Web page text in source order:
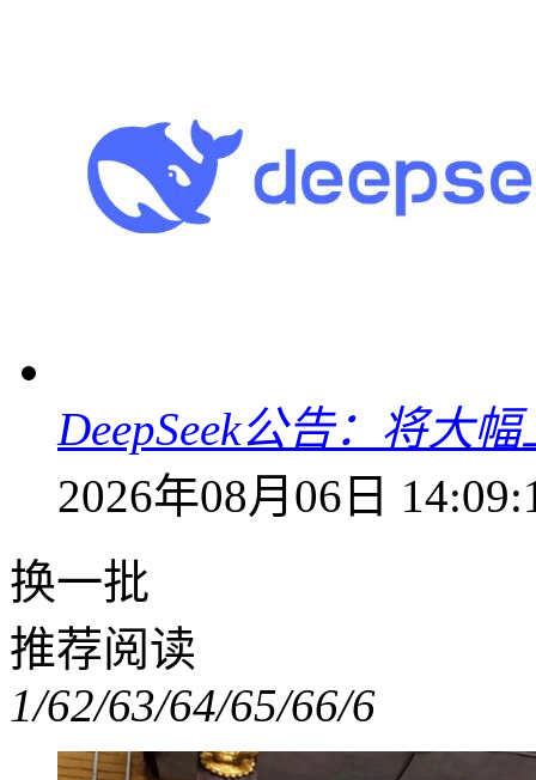
DeepSeek公告：将大
2026年08月06日
换一批
推荐阅读
1/62/63/64/65/66/6